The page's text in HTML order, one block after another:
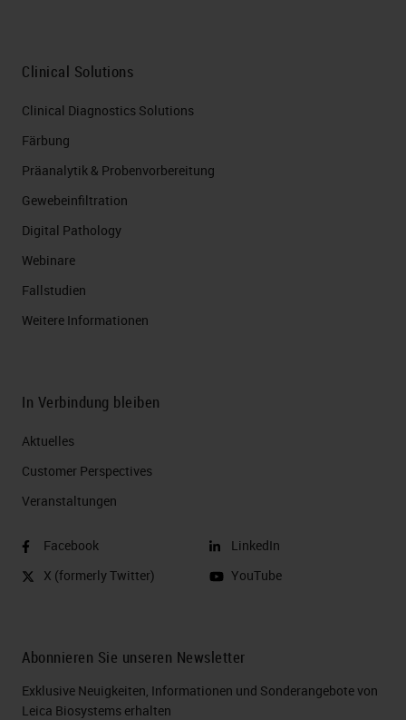
Clinical Solutions
Clinical Diagnostics Solutions
Färbung
Präanalytik & Probenvorbereitung
Gewebeinfiltration
Digital Pathology
Webinare
Fallstudien
Weitere Informationen
In Verbindung bleiben
Aktuelles
Customer Perspectives​
Veranstaltungen
Facebook
X (formerly Twitter)
LinkedIn
YouTube
Abonnieren Sie unseren Newsletter
Exklusive Neuigkeiten, Informationen und Sonderangebote von
Leica Biosystems erhalten